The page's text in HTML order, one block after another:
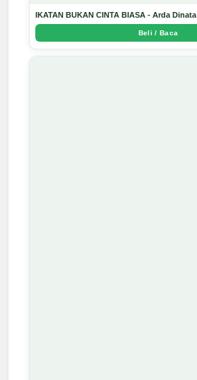
IKATAN BUKAN CINTA BIASA - Arda Dinata
Beli / Baca